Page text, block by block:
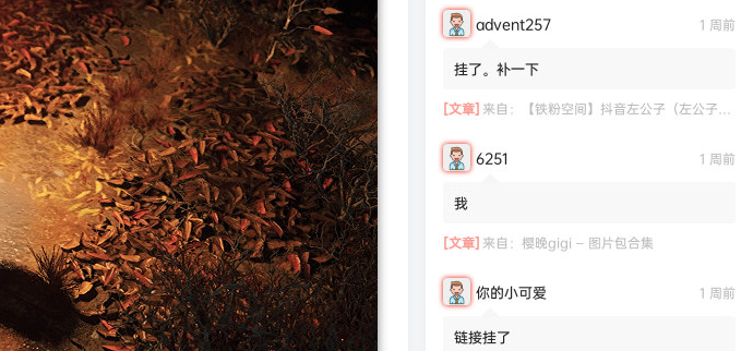
advent257 1 周前
挂了。补一下
[文章] 来自： 【铁粉空间】抖音左公子（左公子666）合集【2063P 181V】
6251 1 周前
我
[文章] 来自： 樱晚gigi – 图片包合集
你的小可爱 1 周前
链接挂了